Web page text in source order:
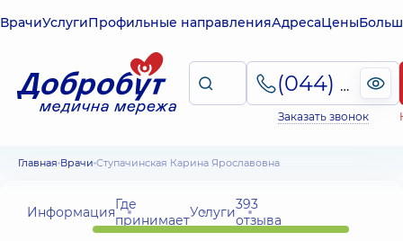
ВрачиУслугиПрофильные направленияАдресаЦены
(044) 495-2-888
Заказать звонок
Главная Врачи Ступачинская Карина Ярославовна
ИнформацияГде
принимаетУслуги393
отзыва